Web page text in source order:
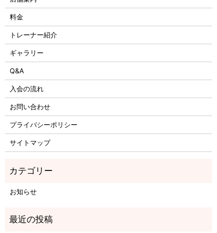
料金
トレーナー紹介
ギャラリー
Q&A
入会の流れ
お問い合わせ
プライバシーポリシー
サイトマップ
お知らせ